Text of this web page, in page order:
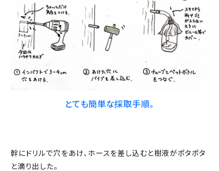
とても簡単な採取手順。
幹にドリルで穴をあけ、ホースを差し込むと樹液がポタポタ
と滴り出した。